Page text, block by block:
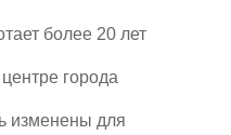
более 20 лет
города
изменены для